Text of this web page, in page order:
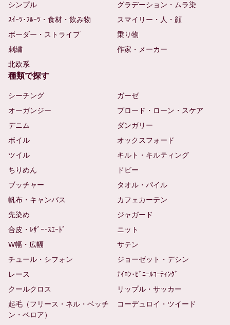
シンプル
グラデーション・ムラ染
ｽｲｰﾂ･ﾌﾙｰﾂ・食材・飲み物
スマイリー・人・顔
ボーダー・ストライプ
乗り物
刺繍
作家・メーカー
北欧系
種類で探す
シーチング
ガーゼ
オーガンジー
ブロード・ローン・スケア
デニム
ダンガリー
ボイル
オックスフォード
ツイル
キルト・キルティング
ちりめん
ドビー
ブッチャー
タオル・パイル
帆布・キャンバス
カフェカーテン
先染め
ジャガード
合皮・ﾚｻﾞｰ･ｽｴｰﾄﾞ
ニット
W幅・広幅
サテン
チュール・シフォン
ジョーゼット・デシン
レース
ﾅｲﾛﾝ･ﾋﾞﾆｰﾙｺｰﾃｨﾝｸﾞ
クールクロス
リップル・サッカー
起毛（フリース・ネル・ベッチ
ン・ベロア）
コーデュロイ・ツイード